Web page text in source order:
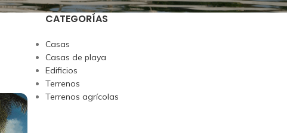
CATEGORÍAS
Casas
Casas de playa
Edificios
Terrenos
Terrenos agrícolas